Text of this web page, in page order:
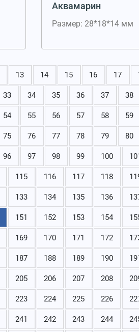
Аквамарин
Размер: 28*18*14 мм
13 14 15 16 17
33 34 35 36 37 38
54 55 56 57 58 59
75 76 77 78 79 80
96 97 98 99 100
115 116 117 118
133 134 135 136
151 152 153 154
169 170 171 172
187 188 189 190
205 206 207 208
223 224 225 226
241 242 243 244